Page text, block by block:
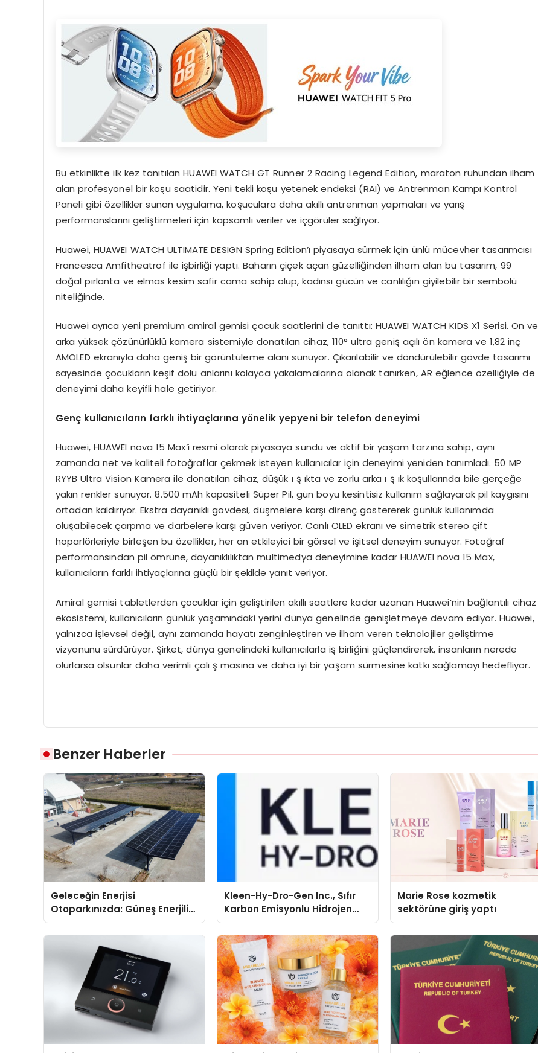
Bu etkinlikte ilk kez tanıtılan HUAWEI WATCH GT Runner 2 Racing Legend Edition, maraton ruhundan ilham
alan profesyonel bir koşu saatidir. Yeni tekli koşu yetenek endeksi (RAI) ve Antrenman Kampı Kontrol
Paneli gibi özellikler sunan uygulama, koşuculara daha akıllı antrenman yapmaları ve yarış
performanslarını geliştirmeleri için kapsamlı veriler ve içgörüler sağlıyor.
Huawei, HUAWEI WATCH ULTIMATE DESIGN Spring Edition’ı piyasaya sürmek için ünlü mücevher tasarımcısı
Francesca Amfitheatrof ile işbirliği yaptı. Baharın çiçek açan güzelliğinden ilham alan bu tasarım, 99
doğal pırlanta ve elmas kesim safir cama sahip olup, kadınsı gücün ve canlılığın giyilebilir bir sembolü
niteliğinde.
Huawei ayrıca yeni premium amiral gemisi çocuk saatlerini de tanıttı: HUAWEI WATCH KIDS X1 Serisi. Ön ve
arka yüksek çözünürlüklü kamera sistemiyle donatılan cihaz, 110° ultra geniş açılı ön kamera ve 1,82 inç
AMOLED ekranıyla daha geniş bir görüntüleme alanı sunuyor. Çıkarılabilir ve döndürülebilir gövde tasarımı
sayesinde çocukların keşif dolu anlarını kolayca yakalamalarına olanak tanırken, AR eğlence özelliğiyle de
deneyimi daha keyifli hale getiriyor.
Genç kullanıcıların farklı ihtiyaçlarına yönelik yepyeni bir telefon deneyimi
Huawei, HUAWEI nova 15 Max’i resmi olarak piyasaya sundu ve aktif bir yaşam tarzına sahip, aynı
zamanda net ve kaliteli fotoğraflar çekmek isteyen kullanıcılar için deneyimi yeniden tanımladı. 50 MP
RYYB Ultra Vision Kamera ile donatılan cihaz, düşük ı ş ıkta ve zorlu arka ı ş ık koşullarında bile gerçeğe
yakın renkler sunuyor. 8.500 mAh kapasiteli Süper Pil, gün boyu kesintisiz kullanım sağlayarak pil kaygısını
ortadan kaldırıyor. Ekstra dayanıklı gövdesi, düşmelere karşı direnç göstererek günlük kullanımda
oluşabilecek çarpma ve darbelere karşı güven veriyor. Canlı OLED ekranı ve simetrik stereo çift
hoparlörleriyle birleşen bu özellikler, her an etkileyici bir görsel ve işitsel deneyim sunuyor. Fotoğraf
performansından pil ömrüne, dayanıklılıktan multimedya deneyimine kadar HUAWEI nova 15 Max,
kullanıcıların farklı ihtiyaçlarına güçlü bir şekilde yanıt veriyor.
Amiral gemisi tabletlerden çocuklar için geliştirilen akıllı saatlere kadar uzanan Huawei’nin bağlantılı cihaz
ekosistemi, kullanıcıların günlük yaşamındaki yerini dünya genelinde genişletmeye devam ediyor. Huawei,
yalnızca işlevsel değil, aynı zamanda hayatı zenginleştiren ve ilham veren teknolojiler geliştirme
vizyonunu sürdürüyor. Şirket, dünya genelindeki kullanıcılarla iş birliğini güçlendirerek, insanların nerede
olurlarsa olsunlar daha verimli çalı ş masına ve daha iyi bir yaşam sürmesine katkı sağlamayı hedefliyor.
Benzer Haberler
Geleceğin Enerjisi
Otoparkınızda: Güneş Enerjili
Carport (Solar Otopark)
Nedir?
Kleen-Hy-Dro-Gen Inc., Sıfır
Karbon Emisyonlu Hidrojen
Isıtma Teknolojisinde ISO ve
TSSA Düzenleyici Onaylarını
Aldı
Marie Rose kozmetik
sektörüne giriş yaptı